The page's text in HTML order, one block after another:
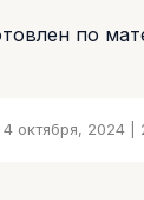
по
4 октября, 2024 |